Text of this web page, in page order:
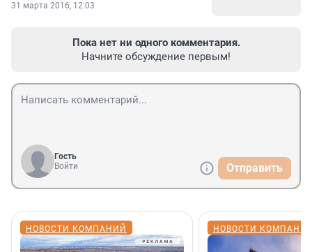
31 марта 2016, 12:03
Пока нет ни одного комментария.
Начните обсуждение первым!
Гость
Войти
Отправить
НОВОСТИ КОМПАНИЙ НОВОСТИ